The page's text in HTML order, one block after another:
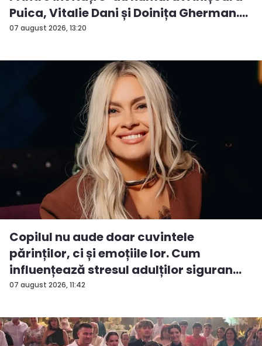
07 august 2026, 13:20
Puica, Vitalie Dani și Doinița Gherman.
P...
07 august 2026, 11:42
Copilul nu aude doar cuvintele
părinților, ci și emoțiile lor. Cum
influențează stresul adulților siguran...